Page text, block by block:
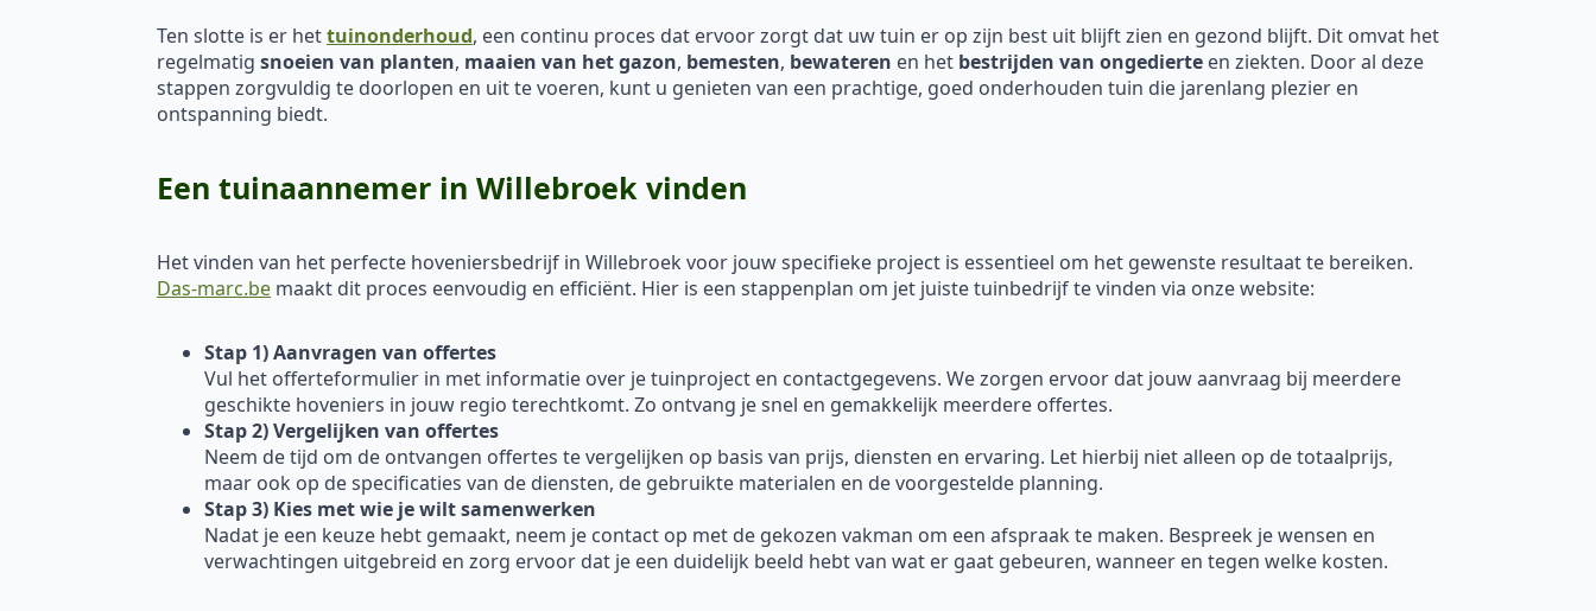
Ten slotte is er hettuinonderhoud, een continu proces dat ervoor zorgt dat uw tuin er op zijn best uit blijft zien en gezond blijft. Dit omvat het
regelmatig snoeien van planten, maaien van hetgazon, bemesten, bewateren en het bestrijden van ongedierte en ziekten. Door al deze
stappen zorgvuldig te doorlopen en uit te voeren, kunt u genieten van een prachtige, goed onderhouden tuin die jarenlang plezier en
ontspanning biedt.
Een tuinaannemer in Willebroek vinden
Het vinden van het perfecte hoveniersbedrijf in Willebroek voor jouw specifieke project is essentieel om het gewenste resultaat te bereiken.
Das-marc.be maakt dit proces eenvoudig en efficiënt. Hier is een stappenplan om jet juiste tuinbedrijf te vinden via onze website:
Stap 1) Aanvragen van offertes
Vul het offerteformulier in met informatie over je tuinproject en contactgegevens. We zorgen ervoor dat jouw aanvraag bij meerdere
geschikte hoveniers in jouw regio terechtkomt. Zo ontvang je snel en gemakkelijk meerdere offertes.
Stap 2) Vergelijken van offertes
Neem de tijd om de ontvangen offertes te vergelijken op basis van prijs, diensten en ervaring. Let hierbij niet alleen op de totaalprijs,
maar ook op de specificaties van de diensten, de gebruikte materialen en de voorgestelde planning.
Stap 3) Kies met wie je wilt samenwerken
Nadat je een keuze hebt gemaakt, neem je contact op met de gekozen vakman om een afspraak te maken. Bespreek je wensen en
verwachtingen uitgebreid en zorg ervoor dat je een duidelijk beeld hebt van wat er gaat gebeuren, wanneer en tegen welke kosten.